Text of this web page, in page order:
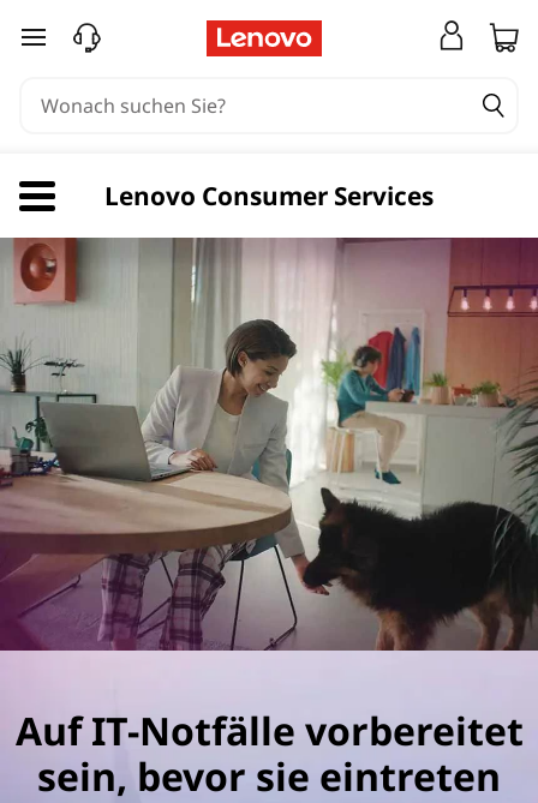
zum Hauptinhalt springen
Lenovo Consumer Services
Auf IT-Notfälle vorbereitet
sein, bevor sie eintreten